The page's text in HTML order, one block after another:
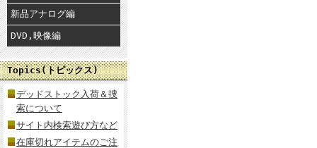
新品アナログ編
DVD,映像編
Topics(トピックス)
デッドストック入荷＆捜
索について
サイト内検索遊び方など
在庫切れアイテムのご注